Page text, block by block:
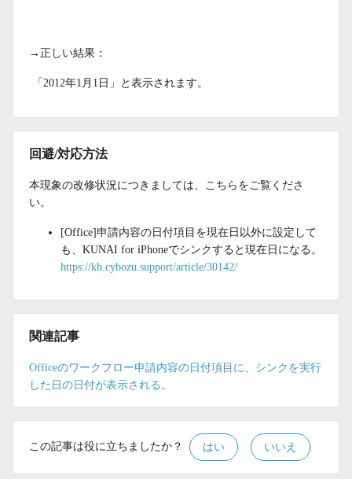
→正しい結果：
「2012年1月1日」と表示されます。
回避/対応方法
本現象の改修状況につきましては、こちらをご覧くださ
い。
[Office]申請内容の日付項目を現在日以外に設定して
も、KUNAI for iPhoneでシンクすると現在日になる。
https://kb.cybozu.support/article/30142/
関連記事
Officeのワークフロー申請内容の日付項目に、シンクを実行
した日の日付が表示される。
この記事は役に立ちましたか？ はい いいえ